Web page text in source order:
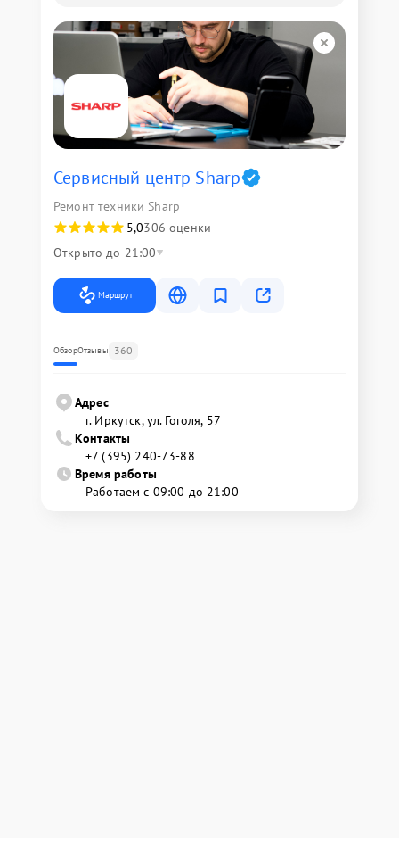
Сервисный центр Sharp
Ремонт техники Sharp
5,0306 оценки
Открыто до 21:00
Маршрут
ОбзорОтзывы 360
Адрес
г. Иркутск, ул. ​Гоголя, 57
Контакты
+7 (395) 240-73-88
Время работы
Работаем с 09:00 до 21:00